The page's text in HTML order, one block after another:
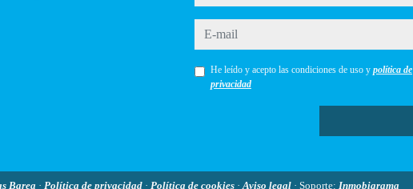
e-mail
He leído y acepto las condiciones de uso y política de
privacidad
Barea · Política de privacidad · Política de cookies ·Aviso legal · Soporte: Inmobigrama